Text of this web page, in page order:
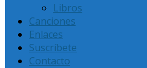
Libros
Canciones
Enlaces
Suscríbete
Contacto